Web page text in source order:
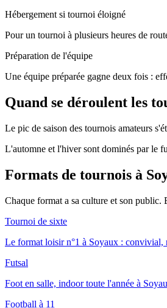
Hébergement si tournoi éloigné
Pour un tournoi à plusieurs heures de
Préparation de l'équipe
Une équipe préparée gagne deux fois :
Quand se déroulent les
Le pic de saison des tournois amateurs
L'automne et l'hiver sont dominés par le
Formats de tournois à
Chaque format a sa culture et son
Tournoi de sixte
Le format loisir n°1 à Soyaux : convivial,
Futsal
Foot en salle, indoor toute l'année à
Football à 11